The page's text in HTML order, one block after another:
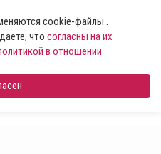
cookie-файлы .
что согласны на их
в отношении